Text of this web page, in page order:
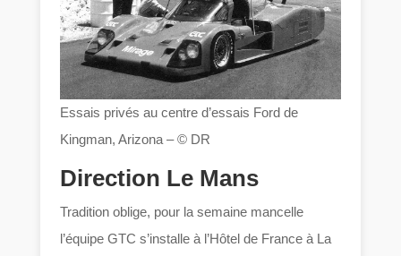
Essais privés au centre d’essais Ford de
Kingman, Arizona – © DR
Direction Le Mans
Tradition oblige, pour la semaine mancelle
l’équipe GTC s’installe à l’Hôtel de France à La